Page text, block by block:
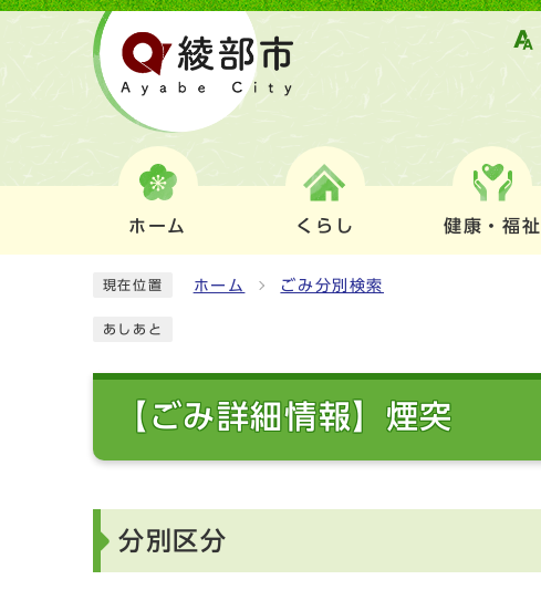
ホーム くらし 健康・福祉
現在位置 ホーム ごみ分別検索
あしあと
【ごみ詳細情報】煙突
分別区分